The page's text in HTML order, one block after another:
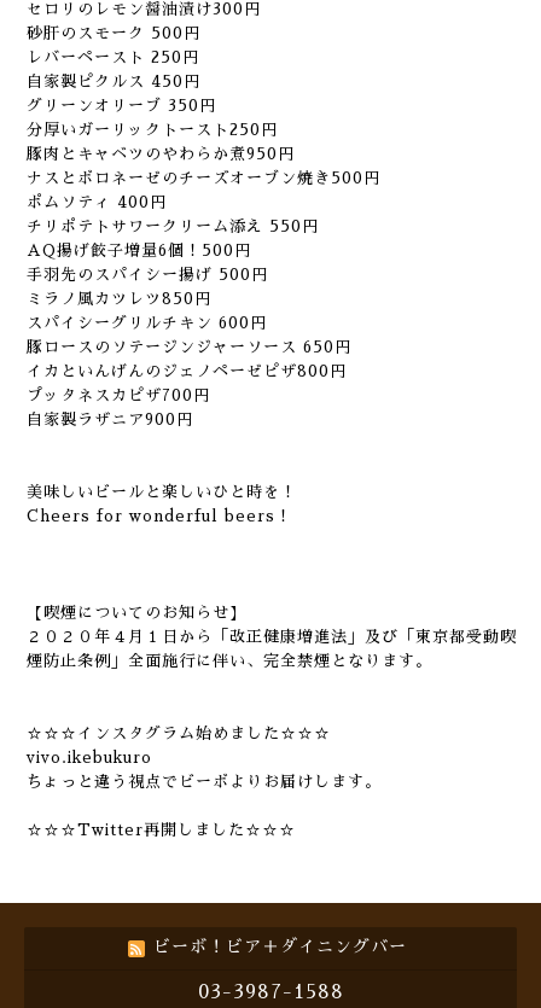
セロリのレモン醤油漬け300円
砂肝のスモーク 500円
レバーペースト 250円
自家製ピクルス 450円
グリーンオリーブ 350円
分厚いガーリックトースト250円
豚肉とキャベツのやわらか煮950円
ナスとボロネーゼのチーズオーブン焼き500円
ポムソティ 400円
チリポテトサワークリーム添え 550円
AQ揚げ餃子増量6個！500円
手羽先のスパイシー揚げ 500円
ミラノ風カツレツ850円
スパイシーグリルチキン 600円
豚ロースのソテージンジャーソース 650円
イカといんげんのジェノペーゼピザ800円
プッタネスカピザ700円
自家製ラザニア900円
美味しいビールと楽しいひと時を！
Cheers for wonderful beers！
【喫煙についてのお知らせ】
２０２０年４月１日から「改正健康増進法」及び「東京都受動喫
煙防止条例」全面施行に伴い、完全禁煙となります。
☆☆☆インスタグラム始めました☆☆☆
vivo.ikebukuro
ちょっと違う視点でビーボよりお届けします。
☆☆☆Twitter再開しました☆☆☆
ビーボ！ビア＋ダイニングバー
03-3987-1588